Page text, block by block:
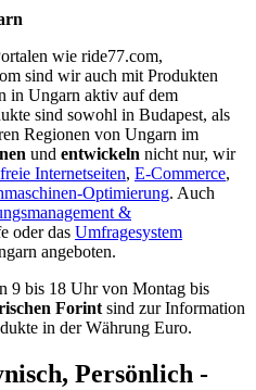
wie ride77.com,
sind wir auch mit Produkten
in Ungarn aktiv auf dem
sind sowohl in Budapest, als
Regionen von Ungarn im
und entwickeln nicht nur, wir
Internetseiten, E-Commerce,
Optimierung. Auch
&
oder das Umfragesystem
angeboten.
9 bis 18 Uhr von Montag bis
Forint sind zur Information
in der Währung Euro.
Persönlich -